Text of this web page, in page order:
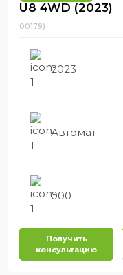
U8 4WD (2023)
00179)
2023
Автомат
000
Получить
консультацию